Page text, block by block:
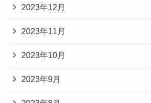
2023年12月
2023年11月
2023年10月
2023年9月